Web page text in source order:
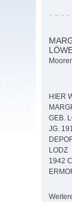
HIER
GEB.
JG.
LODZ
1942